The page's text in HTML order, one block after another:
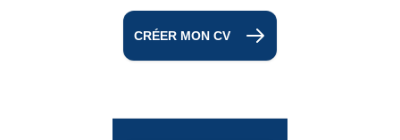
CRÉER MON CV